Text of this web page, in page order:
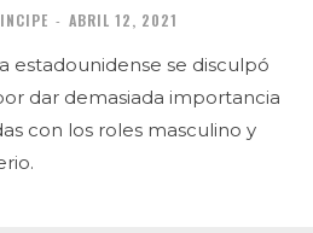
- ABRIL 12, 2021
estadounidense se disculpó
dar demasiada importancia
con los roles masculino y